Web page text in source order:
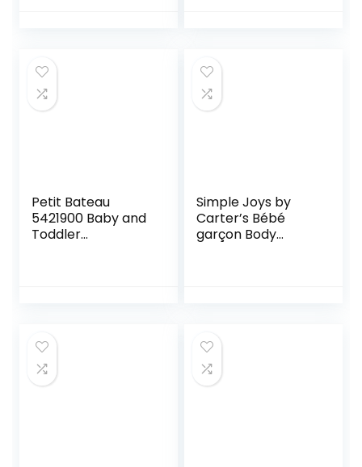
Petit Bateau
5421900 Baby and
Toddler
Simple Joys by
Carter’s Bébé
garçon Body